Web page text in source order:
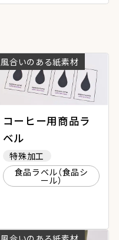
風合いのある紙素材
コーヒー用商品ラ
ベル
特殊加工
食品ラベル（食品シ
ール）